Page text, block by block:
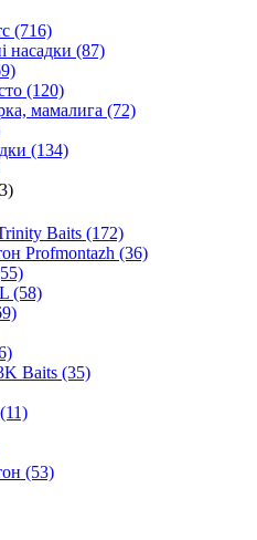
(716)
насадки (87)
(120)
мамалига (72)
(134)
Baits (172)
Profmontazh (36)
(58)
Baits (35)
(53)